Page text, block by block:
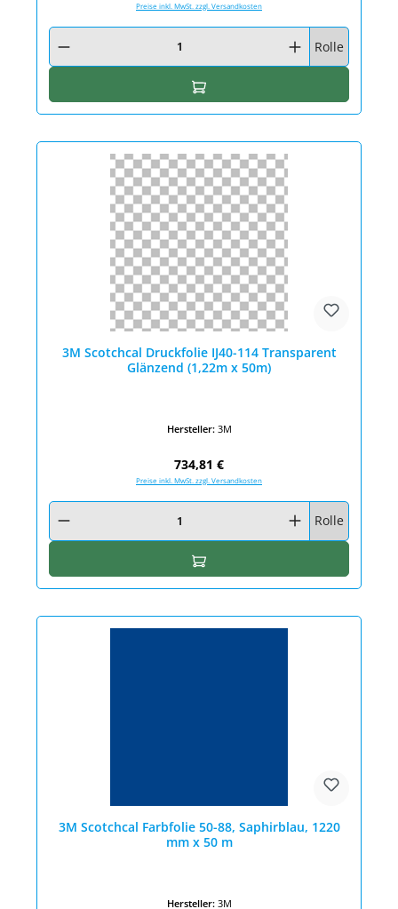
Preise inkl. MwSt. zzgl. Versandkosten
Produkt Anzahl: Gib den gewünschten Wert ein oder benutze die
Rolle
In den Warenkorb
3M Scotchcal Druckfolie IJ40-114 Transparent
Glänzend (1,22m x 50m)
Hersteller: 3M
Regulärer Preis:
734,81 €
Preise inkl. MwSt. zzgl. Versandkosten
Produkt Anzahl: Gib den gewünschten Wert ein oder benutze die
Rolle
In den Warenkorb
3M Scotchcal Farbfolie 50-88, Saphirblau, 1220
mm x 50 m
Hersteller: 3M